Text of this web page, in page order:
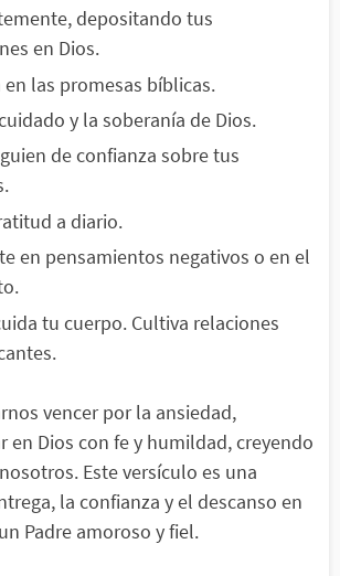
depositando tus
en Dios.
en las promesas bíblicas.
y la soberanía de Dios.
de confianza sobre tus
a diario.
en pensamientos negativos o en el
tu cuerpo. Cultiva relaciones
vencer por la ansiedad,
en Dios con fe y humildad, creyendo
Este versículo es una
la confianza y el descanso en
Padre amoroso y fiel.